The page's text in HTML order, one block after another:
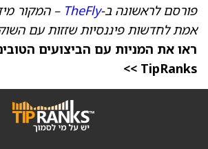
פורסם לראשונה ב-TheFly – המקור
אמת לחדשות פיננסיות שזזות עם
ראו את המניות עם הביצועים
TipRanks >>